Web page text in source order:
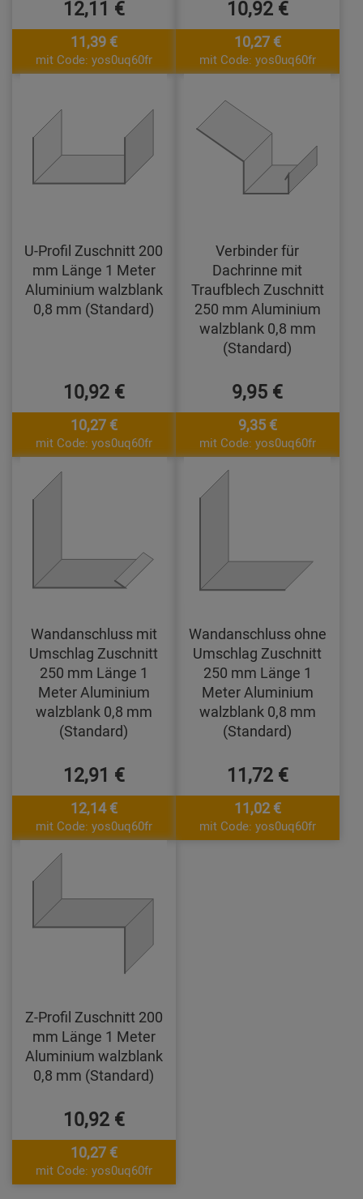
12,11 €
11,39 €
mit Code: yos0uq60fr
10,92 €
10,27 €
mit Code: yos0uq60fr
U-Profil Zuschnitt 200
mm Länge 1 Meter
Aluminium walzblank
0,8 mm (Standard)
10,92 €
10,27 €
mit Code: yos0uq60fr
Verbinder für
Dachrinne mit
Traufblech Zuschnitt
250 mm Aluminium
walzblank 0,8 mm
(Standard)
9,95 €
9,35 €
mit Code: yos0uq60fr
Wandanschluss mit
Umschlag Zuschnitt
250 mm Länge 1
Meter Aluminium
walzblank 0,8 mm
(Standard)
12,91 €
12,14 €
mit Code: yos0uq60fr
Wandanschluss ohne
Umschlag Zuschnitt
250 mm Länge 1
Meter Aluminium
walzblank 0,8 mm
(Standard)
11,72 €
11,02 €
mit Code: yos0uq60fr
Z-Profil Zuschnitt 200
mm Länge 1 Meter
Aluminium walzblank
0,8 mm (Standard)
10,92 €
10,27 €
mit Code: yos0uq60fr